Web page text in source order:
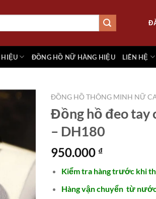
ĐỒNG HỒ NỮ HÀNG HIỆU LIÊN HỆ
wishlist
ĐỒNG HỒ THÔNG MINH NỮ
Đồng hồ đeo tay
– DH180
950.000 ₫
Kiểm tra hàng trước khi
Hàng vận chuyển từ